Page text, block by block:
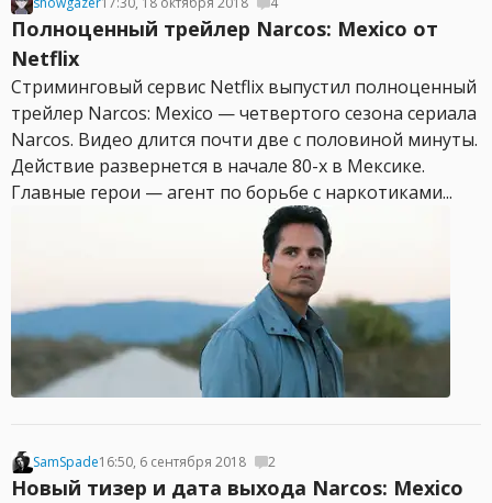
Полноценный трейлер Narcos: Mexico от
Netflix
Стриминговый сервис Netflix выпустил полноценный
трейлер Narcos: Mexico — четвертого сезона сериала
Narcos. Видео длится почти две с половиной минуты.
Действие развернется в начале 80-х в Мексике.
Главные герои — агент по борьбе с наркотиками...
SamSpade16:50, 6 сентября 2018 2
Новый тизер и дата выхода Narcos: Mexico